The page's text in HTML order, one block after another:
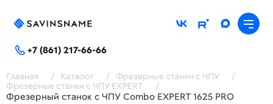
+7 (861) 217-66-66
Главная / Каталог / Фрезерные станки с ЧПУ
/
Фрезерные станки с ЧПУ EXPERT
/
Фрезерный станок с ЧПУ Combo EXPERT 1625 PRO